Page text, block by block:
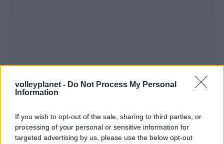
volleyplanet - Do Not Process My Personal
Information
If you wish to opt-out of the sale, sharing to third parties, or
processing of your personal or sensitive information for
targeted advertising by us, please use the below opt-out